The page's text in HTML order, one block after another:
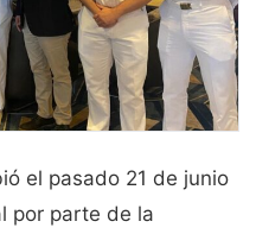
el pasado 21 de junio
por parte de la